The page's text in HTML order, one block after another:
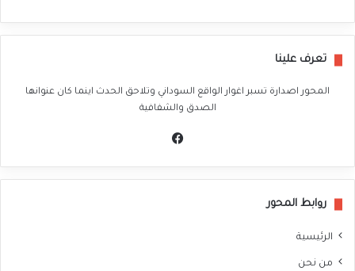
تعرف علينا
المحور اصدارة تسبر اغوار الواقع السوداني وتلاحق الحدث اينما كان عنوانها
الصدق والشفافية
روابط المحور
الرئيسية
من نحن